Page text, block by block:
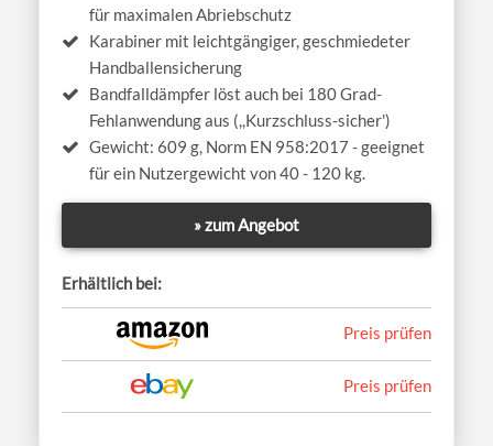
für maximalen Abriebschutz
Karabiner mit leichtgängiger, geschmiedeter
Handballensicherung
Bandfalldämpfer löst auch bei 180 Grad-
Fehlanwendung aus (,,Kurzschluss-sicher')
Gewicht: 609 g, Norm EN 958:2017 - geeignet
für ein Nutzergewicht von 40 - 120 kg.
» zum Angebot
Erhältlich bei:
Preis prüfen
Preis prüfen